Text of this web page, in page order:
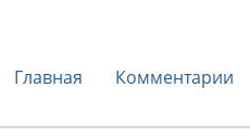
Главная Комментарии